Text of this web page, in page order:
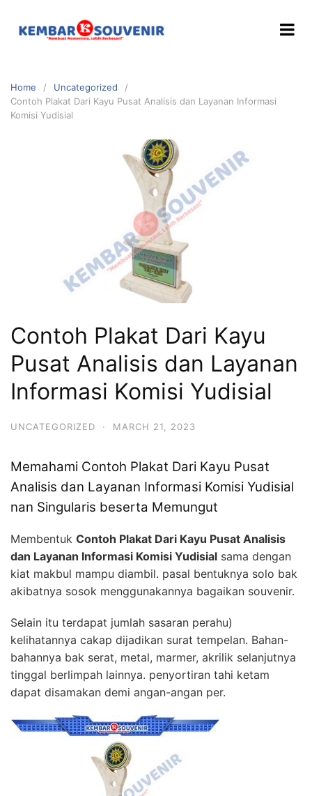
Home
Uncategorized
Contoh Plakat Dari Kayu Pusat Analisis dan Layanan Informasi
Komisi Yudisial
Contoh Plakat Dari Kayu
Pusat Analisis dan Layanan
Informasi Komisi Yudisial
UNCATEGORIZED · MARCH 21, 2023
Memahami Contoh Plakat Dari Kayu Pusat
Analisis dan Layanan Informasi Komisi Yudisial
nan Singularis beserta Memungut
Membentuk Contoh Plakat Dari Kayu Pusat Analisis
dan Layanan Informasi Komisi Yudisial sama dengan
kiat makbul mampu diambil. pasal bentuknya solo bak
akibatnya sosok menggunakannya bagaikan souvenir.
Selain itu terdapat jumlah sasaran perahu)
kelihatannya cakap dijadikan surat tempelan. Bahan-
bahannya bak serat, metal, marmer, akrilik selanjutnya
tinggal berlimpah lainnya. penyortiran tahi ketam
dapat disamakan demi angan-angan per.